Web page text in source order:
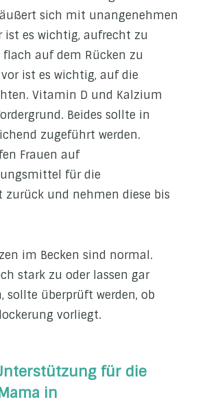
sich mit unangenehmen
ist es wichtig, aufrecht zu
auf dem Rücken zu
vor ist es wichtig, auf die
Vitamin D und Kalzium
Beides sollte in
zugeführt werden.
Frauen auf
für die
zurück und nehmen diese bis
im Becken sind normal.
stark zu oder lassen gar
sollte überprüft werden, ob
vorliegt.
für die
in